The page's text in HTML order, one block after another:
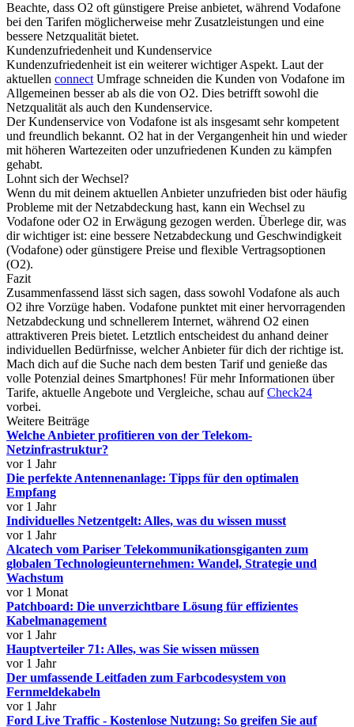
Beachte, dass O2 oft günstigere Preise anbietet, während Vodafone
bei den Tarifen möglicherweise mehr Zusatzleistungen und eine
bessere Netzqualität bietet.
Kundenzufriedenheit und Kundenservice
Kundenzufriedenheit ist ein weiterer wichtiger Aspekt. Laut der
aktuellen connect Umfrage schneiden die Kunden von Vodafone im
Allgemeinen besser ab als die von O2. Dies betrifft sowohl die
Netzqualität als auch den Kundenservice.
Der Kundenservice von Vodafone ist als insgesamt sehr kompetent
und freundlich bekannt. O2 hat in der Vergangenheit hin und wieder
mit höheren Wartezeiten oder unzufriedenen Kunden zu kämpfen
gehabt.
Lohnt sich der Wechsel?
Wenn du mit deinem aktuellen Anbieter unzufrieden bist oder häufig
Probleme mit der Netzabdeckung hast, kann ein Wechsel zu
Vodafone oder O2 in Erwägung gezogen werden. Überlege dir, was
dir wichtiger ist: eine bessere Netzabdeckung und Geschwindigkeit
(Vodafone) oder günstigere Preise und flexible Vertragsoptionen
(O2).
Fazit
Zusammenfassend lässt sich sagen, dass sowohl Vodafone als auch
O2 ihre Vorzüge haben. Vodafone punktet mit einer hervorragenden
Netzabdeckung und schnellerem Internet, während O2 einen
attraktiveren Preis bietet. Letztlich entscheidest du anhand deiner
individuellen Bedürfnisse, welcher Anbieter für dich der richtige ist.
Mach dich auf die Suche nach dem besten Tarif und genieße das
volle Potenzial deines Smartphones! Für mehr Informationen über
Tarife, aktuelle Angebote und Vergleiche, schau aufCheck24
vorbei.
Weitere Beiträge
Welche Anbieter profitieren von der Telekom-
Netzinfrastruktur?
vor 1 Jahr
Die perfekte Antennenanlage: Tipps für den optimalen
Empfang
vor 1 Jahr
Individuelles Netzentgelt: Alles, was du wissen musst
vor 1 Jahr
Alcatech vom Pariser Telekommunikationsgiganten zum
globalen Technologieunternehmen: Wandel, Strategie und
Wachstum
vor 1 Monat
Patchboard: Die unverzichtbare Lösung für effizientes
Kabelmanagement
vor 1 Jahr
Hauptverteiler 71: Alles, was Sie wissen müssen
vor 1 Jahr
Der umfassende Leitfaden zum Farbcodesystem von
Fernmeldekabeln
vor 1 Jahr
Ford Live Traffic - Kostenlose Nutzung: So greifen Sie auf